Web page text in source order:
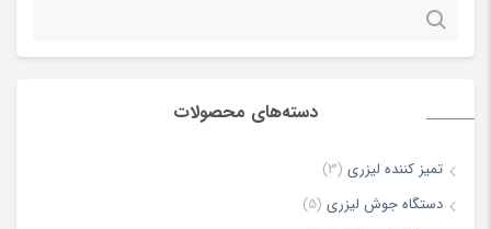
جستجو
دسته‌های محصولات
تمیز کننده لیزری (3)
دستگاه جوش لیزری (5)
Name
Email
*